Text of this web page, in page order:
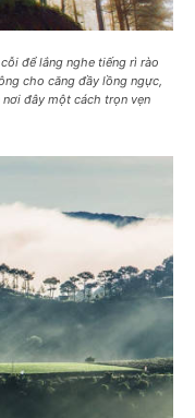
để lắng nghe tiếng rì rào
cho căng đầy lồng ngực,
đây một cách trọn vẹn